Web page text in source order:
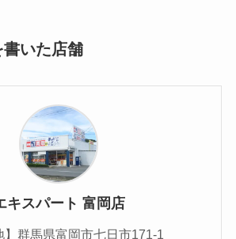
書いた店舗
キスパート 富岡店
】群馬県富岡市七日市171-1